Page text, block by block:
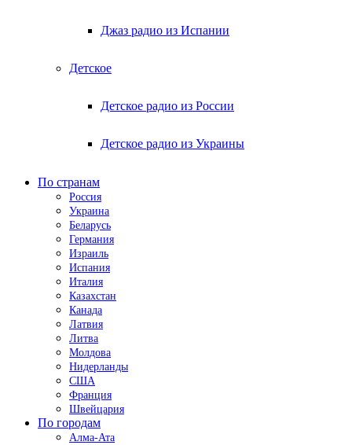
Джаз радио из Испании
Детское
Детское радио из России
Детское радио из Украины
По странам
Россия
Украина
Беларусь
Германия
Израиль
Испания
Италия
Казахстан
Канада
Латвия
Литва
Молдова
Нидерланды
США
Франция
Швейцария
По городам
Алма-Ата